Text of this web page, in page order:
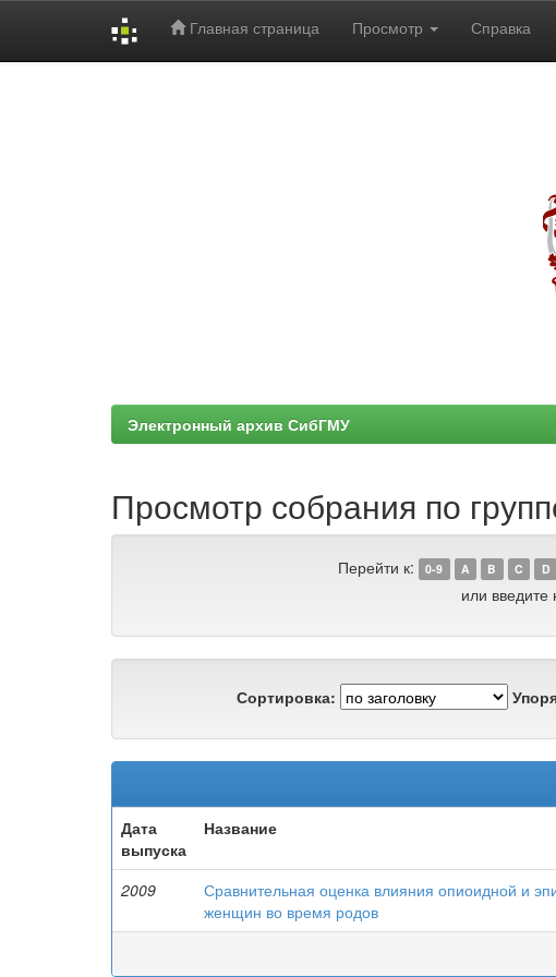
Главная страница Просмотр Справка
Электронный архив СибГМУ
Просмотр собрания по
Перейти к: 0-9 A B C D
или введите
Сортировка:
Дата
выпуска
Название
2009
Сравнительная оценка влияния опиоидной и
женщин во время родов